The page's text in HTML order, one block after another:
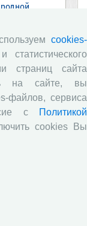
в
сообщения »
cookies-
страниц сайта
на сайте, вы
файлов, сервиса
с
Политикой
cookies Вы